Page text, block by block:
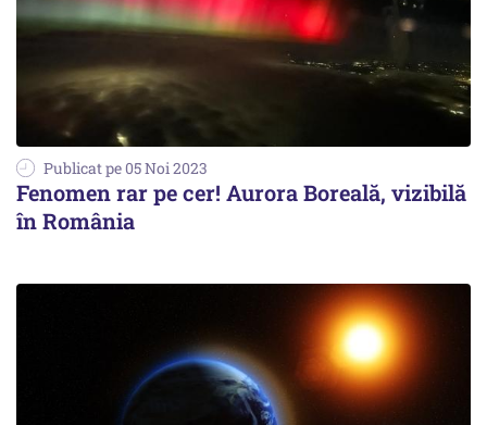
Publicat pe 05 Noi 2023
Fenomen rar pe cer! Aurora Boreală, vizibilă
în România